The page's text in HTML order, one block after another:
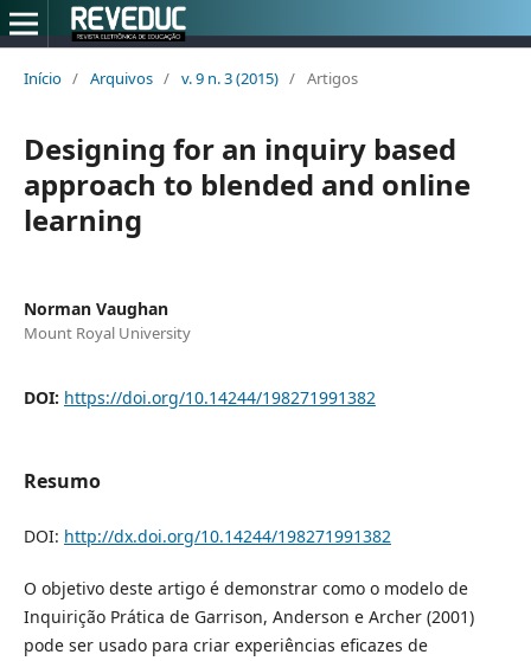
Início / Arquivos / v. 9 n. 3 (2015) / Artigos
Designing for an inquiry based
approach to blended and online
learning
Norman Vaughan
Mount Royal University
DOI: https://doi.org/10.14244/198271991382
Resumo
DOI: http://dx.doi.org/10.14244/198271991382
O objetivo deste artigo é demonstrar como o modelo de
Inquirição Prática de Garrison, Anderson e Archer (2001)
pode ser usado para criar experiências eficazes de